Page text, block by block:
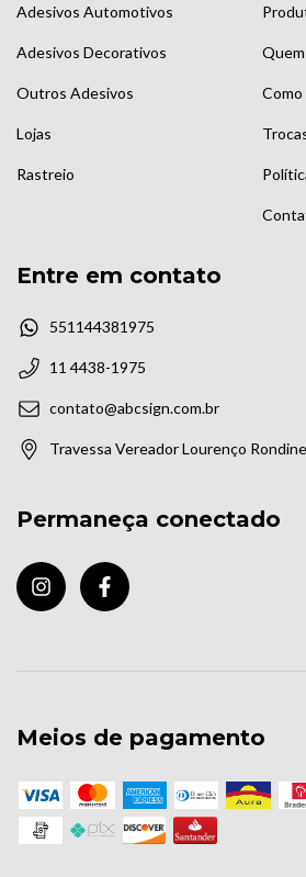
Adesivos Automotivos
Adesivos Decorativos
Outros Adesivos
Lojas
Rastreio
Entre em contato
551144381975
11 4438-1975
contato@abcsign.com.br
Travessa Vereador Lourenço
Permaneça conectado
Meios de pagamento